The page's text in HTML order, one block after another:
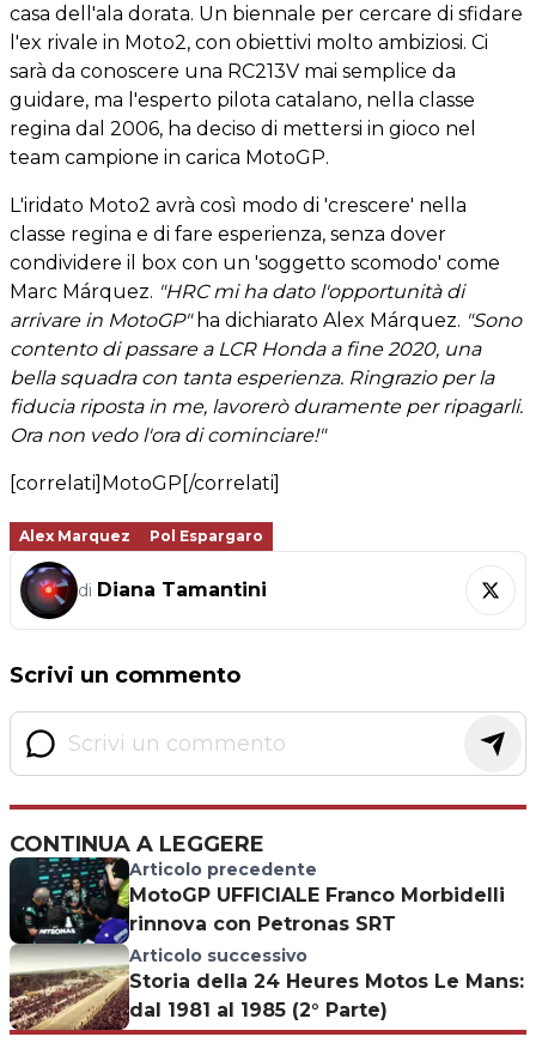
casa dell'ala dorata. Un biennale per cercare di sfidare
l'ex rivale in Moto2, con obiettivi molto ambiziosi. Ci
sarà da conoscere una RC213V mai semplice da
guidare, ma l'esperto pilota catalano, nella classe
regina dal 2006, ha deciso di mettersi in gioco nel
team campione in carica MotoGP.
L'iridato Moto2 avrà così modo di 'crescere' nella
classe regina e di fare esperienza, senza dover
condividere il box con un 'soggetto scomodo' come
Marc Márquez. "HRC mi ha dato l'opportunità di
arrivare in MotoGP"ha dichiarato Alex Márquez. "Sono
contento di passare a LCR Honda a fine 2020, una
bella squadra con tanta esperienza. Ringrazio per la
fiducia riposta in me, lavorerò duramente per ripagarli.
Ora non vedo l'ora di cominciare!"
[correlati]MotoGP[/correlati]
Alex Marquez Pol Espargaro
di Diana Tamantini
Scrivi un commento
CONTINUA A LEGGERE
Articolo precedente
MotoGP UFFICIALE Franco Morbidelli
rinnova con Petronas SRT
Articolo successivo
Storia della 24 Heures Motos Le Mans:
dal 1981 al 1985 (2° Parte)